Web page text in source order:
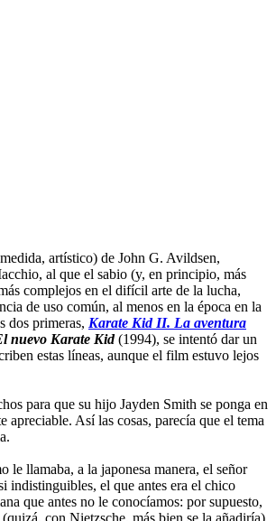
artístico) de John G. Avildsen,
al que el sabio (y, en principio, más
complejos en el difícil arte de la lucha,
de uso común, al menos en la época en la
dos primeras, Karate Kid II. La aventura
nuevo Karate Kid(1994), se intentó dar un
estas líneas, aunque el film estuvo lejos
para que su hijo Jayden Smith se ponga en
Así las cosas, parecía que el tema
llamaba, a la japonesa manera, el señor
indistinguibles, el que antes era el chico
que antes no le conocíamos: por supuesto,
con Nietzsche, más bien se la añadiría)